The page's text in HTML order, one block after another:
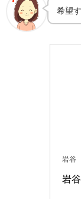
希望
岩谷
岩